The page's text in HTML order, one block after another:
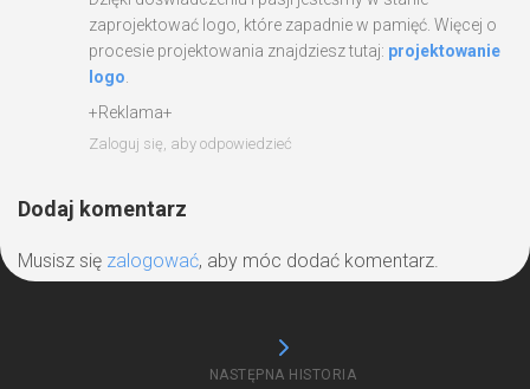
zaprojektować logo, które zapadnie w pamięć. Więcej o
procesie projektowania znajdziesz tutaj: projektowanie
logo
+Reklama+
Zaloguj się, aby odpowiedzieć
Dodaj komentarz
Musisz się zalogować, aby móc dodać komentarz.
NASTĘPNA HISTORIA